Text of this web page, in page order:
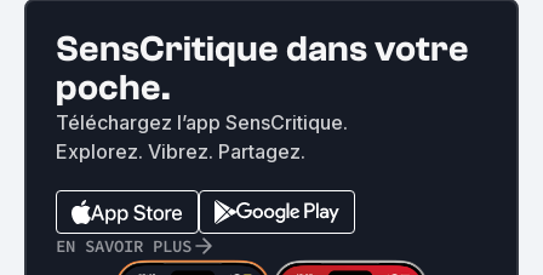
SensCritique dans votre
poche.
Téléchargez l’app SensCritique.
Explorez. Vibrez. Partagez.
EN SAVOIR PLUS